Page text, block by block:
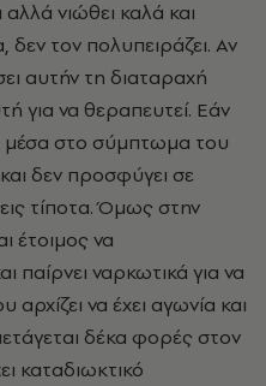
νιώθει καλά και
τον πολυπειράζει. Αν
αυτήν τη διαταραχή
για να θεραπευτεί. Εάν
μέσα στο σύμπτωμα του
δεν προσφύγει σε
τίποτα. Όμως στην
έτοιμος να
παίρνει ναρκωτικά για να
να έχει αγωνία και
δέκα φορές στον
καταδιωκτικό